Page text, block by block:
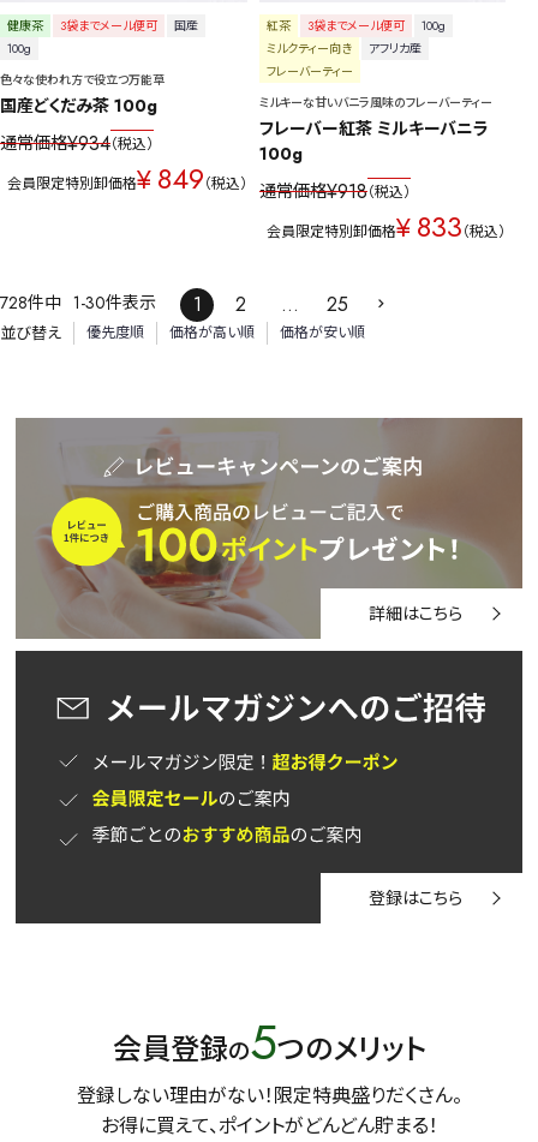
健康茶 3袋までメール便可
国産
100g
色々な使われ方で役立つ万能草
国産どくだみ茶 100g
通常価格¥934 税込
会員限定特別卸価格¥ 849 税込
紅茶 3袋までメール便可
100g
ミルクティー向き
アフリカ産
フレーバーティー
ミルキーな甘いバニラ風味のフレーバーティー
フレーバー紅茶 ミルキーバニラ
100g
通常価格¥918 税込
会員限定特別卸価格¥833 税込
並び替え 優先度順 価格が高い順 価格が安い順
728件中 1-30件表示 1 2 … 25
詳細はこちら
登録はこちら
会員登録の5つのメリット
登録しない理由がない！限定特典盛りだくさん。
お得に買えて、ポイントがどんどん貯まる！